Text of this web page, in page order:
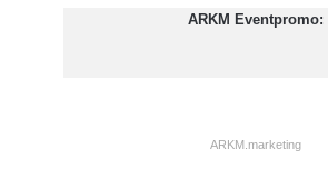
ARKM Eventpromo:
ARKM.marketing